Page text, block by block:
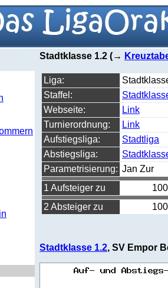
Stadtklasse 1.2 (→
Liga:
Staffel:
Webseite:
Link
Turnierordnung:
Link
Aufstiegsliga:
Stadtliga
Abstiegsliga:
Parametrisierung: Jan Zur
1 Aufsteiger zu
2 Absteiger zu
Stadtklasse 1.2, SV Empor